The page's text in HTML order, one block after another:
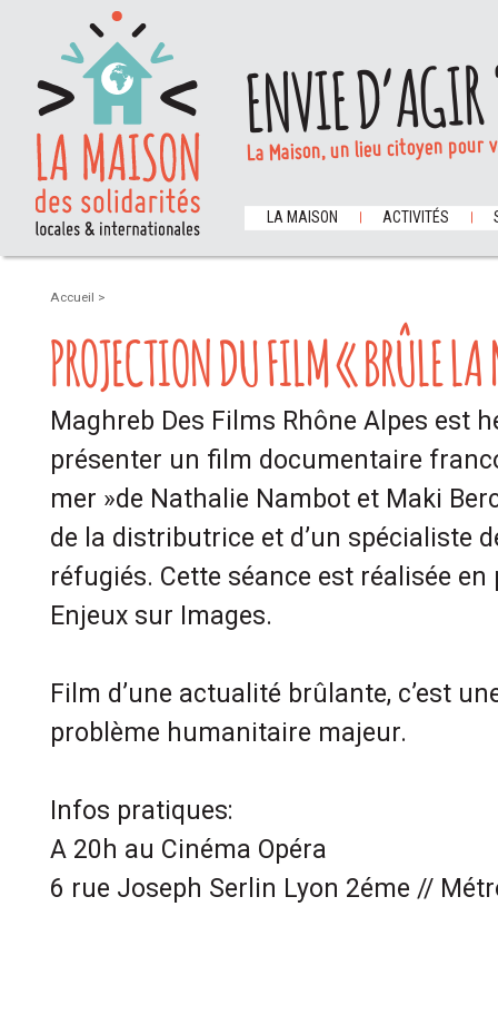
ENVIE
La Maison, un lieu citoyen
LA MAISON ACTIVITÉS
Accueil >
PROJECTION DU FILM « BRÛLE
Maghreb Des Films Rhône Alpes est
présenter un film documentaire
mer »de Nathalie Nambot et Maki
de la distributrice et d’un spécialiste
réfugiés. Cette séance est réalisée
Enjeux sur Images.
Film d’une actualité brûlante, c’est
problème humanitaire majeur.
Infos pratiques:
A 20h au Cinéma Opéra
6 rue Joseph Serlin Lyon 2éme //